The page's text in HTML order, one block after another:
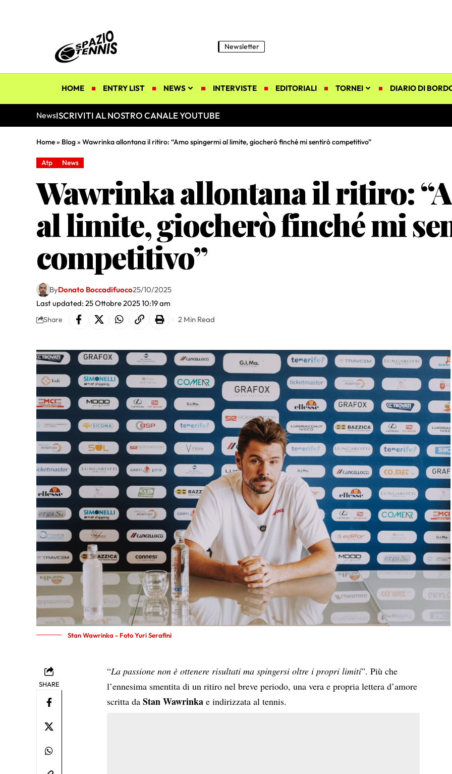
Newsletter
HOME ENTRY LIST NEWS INTERVISTE EDITORIALI TORNEI DIARIO DI
NewsISCRIVITI AL NOSTRO CANALE YOUTUBE
Home» Blog» Wawrinka allontana il ritiro: “Amo spingermi al limite, giocherò finché mi sentirò competitivo”
Atp News
Wawrinka allontana il ritiro:
al limite, giocherò finché mi
competitivo”
Last updated: 25 Ottobre 2025 10:19 am
ByDonato Boccadifuoco25/10/2025
Share 2 Min Read
Stan Wawrinka - Foto Yuri Serafini
SHARE
“La passione non è ottenere risultati ma spingersi oltre i propri limiti”. Più che
l’ennesima smentita di un ritiro nel breve periodo, una vera e propria lettera d’amore
scritta daStan Wawrinka e indirizzata al tennis.